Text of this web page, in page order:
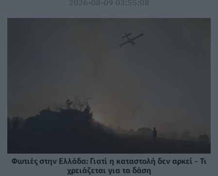
2026-08-09 03:55:08
Φωτιές στην Ελλάδα: Γιατί η καταστολή δεν αρκεί - Τι
χρειάζεται για τα δάση